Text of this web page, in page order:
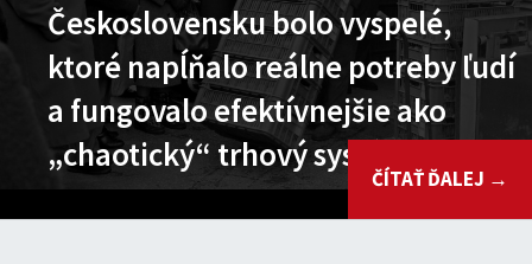
Československu bolo vyspelé,
ktoré napĺňalo reálne potreby ľudí
a fungovalo efektívnejšie ako
„chaotický“ trhový systém
ČÍTAŤ ĎALEJ →